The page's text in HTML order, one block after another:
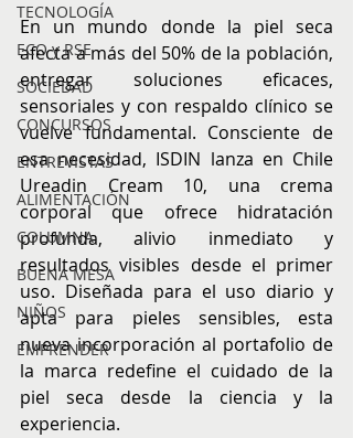
TECNOLOGÍA
ECO y RSE
SOCIEDAD
CONCURSOS
ENTREVISTAS
ALIMENTACIÓN
COLUMNA
BUENA MESA
NIÑOS
EMPRENDER
En un mundo donde la piel seca
afecta a más del 50% de la población,
entregar soluciones eficaces,
sensoriales y con respaldo clínico se
vuelve fundamental. Consciente de
esa necesidad, ISDIN lanza en Chile
Ureadin Cream 10, una crema
corporal que ofrece hidratación
profunda, alivio inmediato y
resultados visibles desde el primer
uso. Diseñada para el uso diario y
apta para pieles sensibles, esta
nueva incorporación al portafolio de
la marca redefine el cuidado de la
piel seca desde la ciencia y la
experiencia.